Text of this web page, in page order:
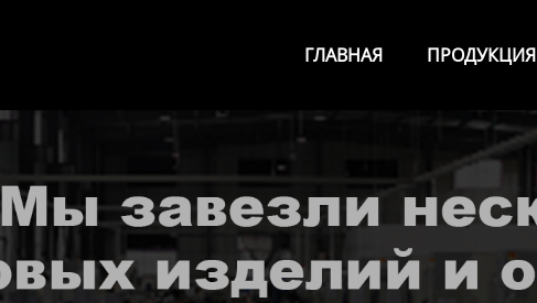
ГЛАВНАЯ ПРОДУКЦИЯ